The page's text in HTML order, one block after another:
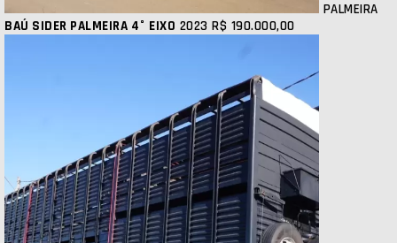
PALMEIRA
BAÚ SIDER PALMEIRA 4° EIXO 2023 R$ 190.000,00